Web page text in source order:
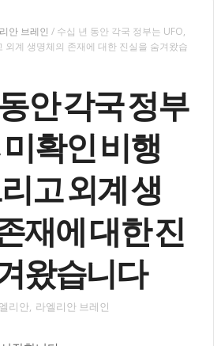
안 브레인 / 수십 년 동안 각국 정부는 UFO,
외계 생명체의 존재에 대한 진실을 숨겨왔습
안 각국 정부
미확인 비행
고 외계 생
재에 대한 진
왔습니다
리안, 라엘리안 브레인